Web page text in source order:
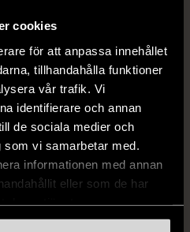
cookies
för att anpassa innehållet
tillhandahålla funktioner
vår trafik. Vi
identifierare och annan
de sociala medier och
vi samarbetar med.
informationen med annan
eller som de har
129 kr